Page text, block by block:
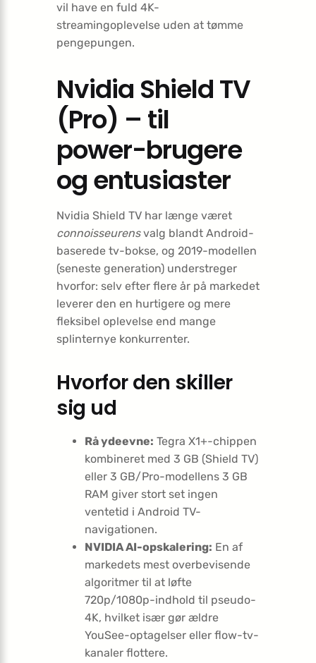
vil have en fuld 4K-
streamingoplevelse uden at tømme
pengepungen.
Nvidia Shield TV
(Pro) – til
power-brugere
og entusiaster
Nvidia Shield TV har længe været
connoisseurensvalg blandt Android-
baserede tv-bokse, og 2019-modellen
(seneste generation) understreger
hvorfor: selv efter flere år på markedet
leverer den en hurtigere og mere
fleksibel oplevelse end mange
splinternye konkurrenter.
Hvorfor den skiller
sig ud
Rå ydeevne: Tegra X1+-chippen
kombineret med 3 GB (Shield TV)
eller 3 GB/Pro-modellens 3 GB
RAM giver stort set ingen
ventetid i Android TV-
navigationen.
NVIDIA AI-opskalering: En af
markedets mest overbevisende
algoritmer til at løfte
720p/1080p-indhold til pseudo-
4K, hvilket især gør ældre
YouSee-optagelser eller flow-tv-
kanaler flottere.